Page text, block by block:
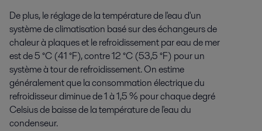
De plus, le réglage de la température de l'eau d'un
système de climatisation basé sur des échangeurs de
chaleur à plaques et le refroidissement par eau de mer
est de 5 °C (41 °F), contre 12 °C (53,5 °F) pour un
système à tour de refroidissement. On estime
généralement que la consommation électrique du
refroidisseur diminue de 1 à 1,5 % pour chaque degré
Celsius de baisse de la température de l'eau du
condenseur.